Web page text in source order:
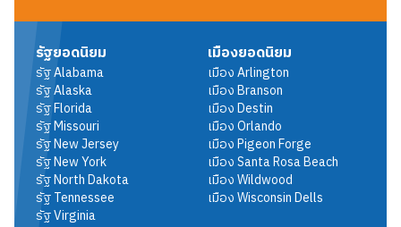
รัฐยอดนิยม
รัฐAlabama
รัฐAlaska
รัฐFlorida
รัฐMissouri
รัฐNew Jersey
รัฐNew York
รัฐNorth Dakota
รัฐTennessee
รัฐVirginia
เมืองยอดนิยม
เมืองArlington
เมืองBranson
เมืองDestin
เมืองOrlando
เมืองPigeon Forge
เมืองSanta Rosa Beach
เมืองWildwood
เมืองWisconsin Dells